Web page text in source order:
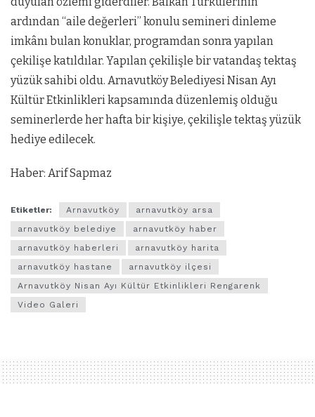
ardından ‘‘aile değerleri’’ konulu semineri dinleme
imkânı bulan konuklar, programdan sonra yapılan
çekilişe katıldılar. Yapılan çekilişle bir vatandaş tektaş
yüzük sahibi oldu. Arnavutköy Belediyesi Nisan Ayı
Kültür Etkinlikleri kapsamında düzenlemiş olduğu
seminerlerde her hafta bir kişiye, çekilişle tektaş yüzük
hediye edilecek.
Haber: Arif Sapmaz
Etiketler: Arnavutköy
arnavutköy arsa
arnavutköy belediye
arnavutköy haber
arnavutköy haberleri
arnavutköy harita
arnavutköy hastane
arnavutköy ilçesi
Arnavutköy Nisan Ayı Kültür Etkinlikleri Rengarenk
Video Galeri